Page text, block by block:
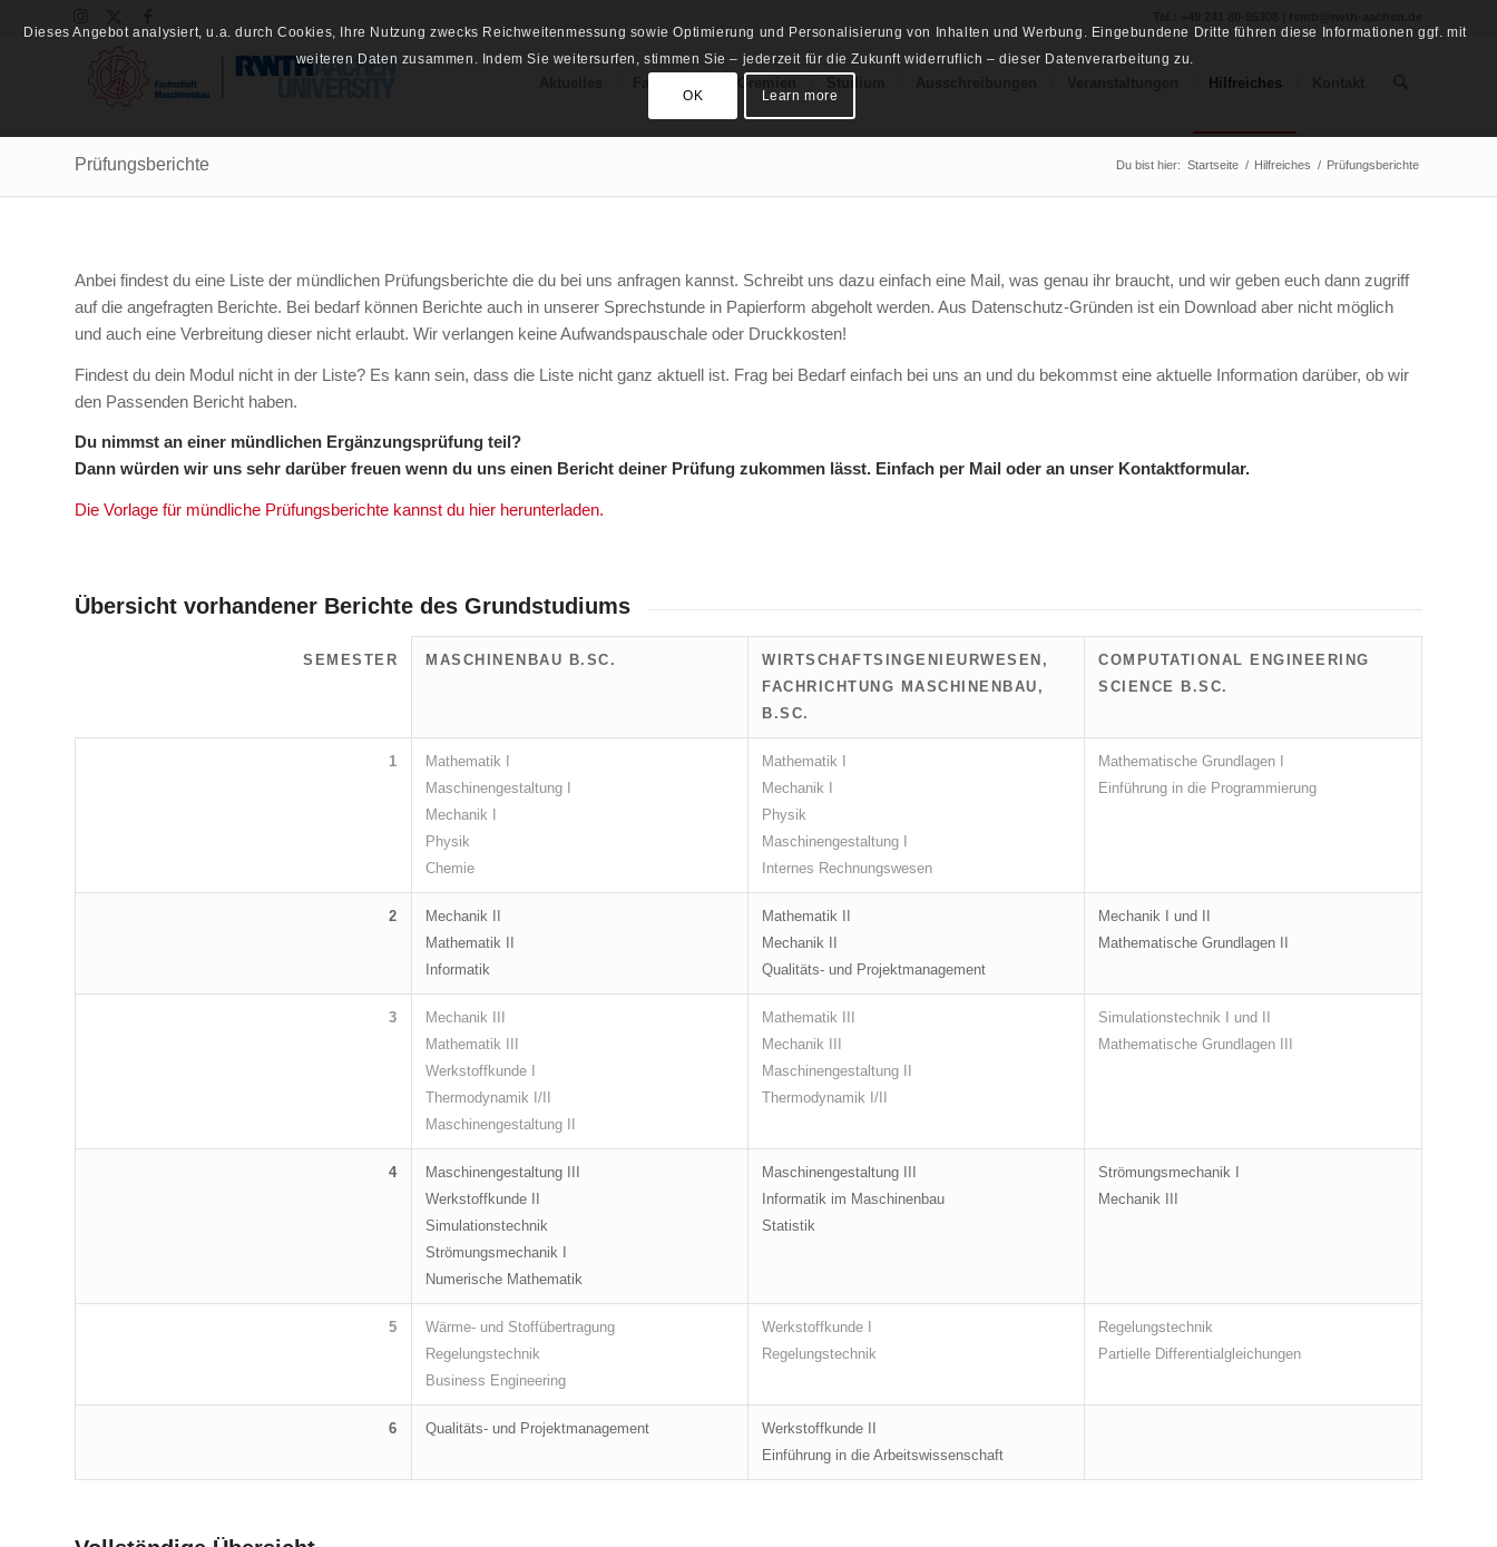
Hilfreiches
Prüfungsberichte Du bist hier: Startseite / Hilfreiches / Prüfungsberichte
Anbei findest du eine Liste der mündlichen Prüfungsberichte die du bei uns anfragen kannst. Schreibt uns dazu einfach eine Mail, was genau ihr braucht, und wir geben euch dann zugriff
auf die angefragten Berichte. Bei bedarf können Berichte auch in unserer Sprechstunde in Papierform abgeholt werden. Aus Datenschutz-Gründen ist ein Download aber nicht möglich
und auch eine Verbreitung dieser nicht erlaubt. Wir verlangen keine Aufwandspauschale oder Druckkosten!
Findest du dein Modul nicht in der Liste? Es kann sein, dass die Liste nicht ganz aktuell ist. Frag bei Bedarf einfach bei uns an und du bekommst eine aktuelle Information darüber, ob wir
den Passenden Bericht haben.
Du nimmst an einer mündlichen Ergänzungsprüfung teil?
Dann würden wir uns sehr darüber freuen wenn du uns einen Bericht deiner Prüfung zukommen lässt. Einfach per Mail oder an unser Kontaktformular.
Die Vorlage für mündliche Prüfungsberichte kannst du hier herunterladen.
Übersicht vorhandener Berichte des Grundstudiums
SEMESTER MASCHINENBAU B.SC.
WIRTSCHAFTSINGENIEURWESEN,
FACHRICHTUNG MASCHINENBAU,
B.SC.
COMPUTATIONAL ENGINEERING
SCIENCE B.SC.
1
Mathematik I
Maschinengestaltung I
Mechanik I
Physik
Chemie
Mathematik I
Mechanik I
Physik
Maschinengestaltung I
Internes Rechnungswesen
Mathematische Grundlagen I
Einführung in die Programmierung
2
Mechanik II
Mathematik II
Informatik
Mathematik II
Mechanik II
Qualitäts- und Projektmanagement
Mechanik I und II
Mathematische Grundlagen II
3
Mechanik III
Mathematik III
Werkstoffkunde I
Thermodynamik I/II
Maschinengestaltung II
Mathematik III
Mechanik III
Maschinengestaltung II
Thermodynamik I/II
Simulationstechnik I und II
Mathematische Grundlagen III
4
Maschinengestaltung III
Werkstoffkunde II
Simulationstechnik
Strömungsmechanik I
Numerische Mathematik
Maschinengestaltung III
Informatik im Maschinenbau
Statistik
Strömungsmechanik I
Mechanik III
5
Wärme- und Stoffübertragung
Regelungstechnik
Business Engineering
Werkstoffkunde I
Regelungstechnik
Regelungstechnik
Partielle Differentialgleichungen
6 Qualitäts- und Projektmanagement
Werkstoffkunde II
Einführung in die Arbeitswissenschaft
Dieses Angebot analysiert, u.a. durch Cookies, Ihre Nutzung zwecks Reichweitenmessung sowie Optimierung und Personalisierung von Inhalten und Werbung. Eingebundene Dritte führen diese Informationen ggf. mit
weiteren Daten zusammen. Indem Sie weitersurfen, stimmen Sie – jederzeit für die Zukunft widerruflich – dieser Datenverarbeitung zu.
OK Learn more